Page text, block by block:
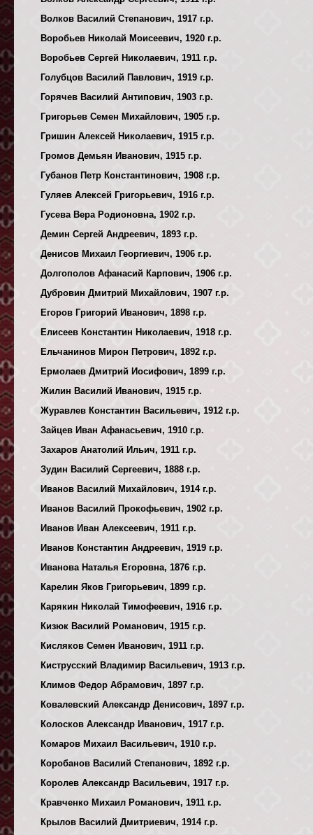
Волков Василий Степанович, 1917 г.р.
Воробьев Николай Моисеевич, 1920 г.р.
Воробьев Сергей Николаевич, 1911 г.р.
Голубцов Василий Павлович, 1919 г.р.
Горячев Василий Антипович, 1903 г.р.
Григорьев Семен Михайлович, 1905 г.р.
Гришин Алексей Николаевич, 1915 г.р.
Громов Демьян Иванович, 1915 г.р.
Губанов Петр Константинович, 1908 г.р.
Гуляев Алексей Григорьевич, 1916 г.р.
Гусева Вера Родионовна, 1902 г.р.
Демин Сергей Андреевич, 1893 г.р.
Денисов Михаил Георгиевич, 1906 г.р.
Долгополов Афанасий Карпович, 1906 г.р.
Дубровин Дмитрий Михайлович, 1907 г.р.
Егоров Григорий Иванович, 1898 г.р.
Елисеев Константин Николаевич, 1918 г.р.
Ельчанинов Мирон Петрович, 1892 г.р.
Ермолаев Дмитрий Иосифович, 1899 г.р.
Жилин Василий Иванович, 1915 г.р.
Журавлев Константин Васильевич, 1912 г.р.
Зайцев Иван Афанасьевич, 1910 г.р.
Захаров Анатолий Ильич, 1911 г.р.
Зудин Василий Сергеевич, 1888 г.р.
Иванов Василий Михайлович, 1914 г.р.
Иванов Василий Прокофьевич, 1902 г.р.
Иванов Иван Алексеевич, 1911 г.р.
Иванов Константин Андреевич, 1919 г.р.
Иванова Наталья Егоровна, 1876 г.р.
Карелин Яков Григорьевич, 1899 г.р.
Карякин Николай Тимофеевич, 1916 г.р.
Кизюк Василий Романович, 1915 г.р.
Кисляков Семен Иванович, 1911 г.р.
Киструсский Владимир Васильевич, 1913 г.р.
Климов Федор Абрамович, 1897 г.р.
Ковалевский Александр Денисович, 1897 г.р.
Колосков Александр Иванович, 1917 г.р.
Комаров Михаил Васильевич, 1910 г.р.
Коробанов Василий Степанович, 1892 г.р.
Королев Александр Васильевич, 1917 г.р.
Кравченко Михаил Романович, 1911 г.р.
Крылов Василий Дмитриевич, 1914 г.р.